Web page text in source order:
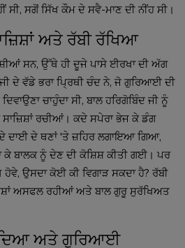
ਸੀ, ਸਗੋਂ ਸਿੱਖ ਕੌਮ ਦੇ ਸਵੈ-ਮਾਣ ਦੀ ਨੀਂਹ ਸੀ।
ਅਤੇ ਰੱਬੀ ਰੱਖਿਆ
ਸਨ, ਉੱਥੇ ਹੀ ਦੂਜੇ ਪਾਸੇ ਈਰਖਾ ਦੀ ਅੱਗ
ਦੇ ਵੱਡੇ ਭਰਾ ਪ੍ਰਿਥੀ ਚੰਦ ਨੇ, ਜੋ ਗੁਰਿਆਈ ਦੀ
ਚਾਹੁੰਦਾ ਸੀ, ਬਾਲ ਹਰਿਗੋਬਿੰਦ ਜੀ ਨੂੰ
ਰਚੀਆਂ। ਕਦੇ ਸਪੇਰਾ ਭੇਜ ਕੇ ਡੰਗ
ਦਾਈ ਦੇ ਥਣਾਂ 'ਤੇ ਜ਼ਹਿਰ ਲਗਾਇਆ ਗਿਆ,
ਕੇ ਬਾਲਕ ਨੂੰ ਦੇਣ ਦੀ ਕੋਸ਼ਿਸ਼ ਕੀਤੀ ਗਈ। ਪਰ
ਉਸਦਾ ਕੋਈ ਕੀ ਵਿਗਾੜ ਸਕਦਾ ਹੈ? ਰੱਬੀ
ਅਸਫਲ ਰਹੀਆਂ ਅਤੇ ਬਾਲ ਗੁਰੂ ਸੁਰੱਖਿਅਤ
ਅਤੇ ਗੁਰਿਆਈ